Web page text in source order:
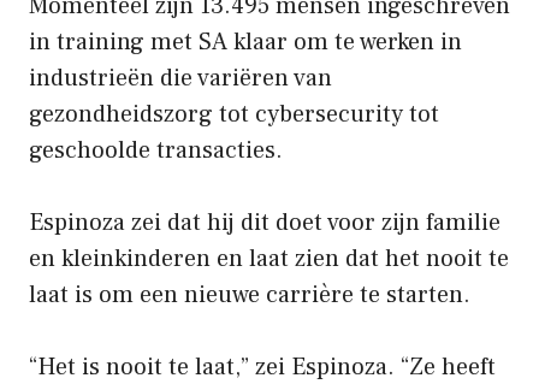
in training met SA klaar om te werken in
industrieën die variëren van
gezondheidszorg tot cybersecurity tot
geschoolde transacties.
Espinoza zei dat hij dit doet voor zijn familie
en kleinkinderen en laat zien dat het nooit te
laat is om een ​​nieuwe carrière te starten.
“Het is nooit te laat,” zei Espinoza. “Ze heeft